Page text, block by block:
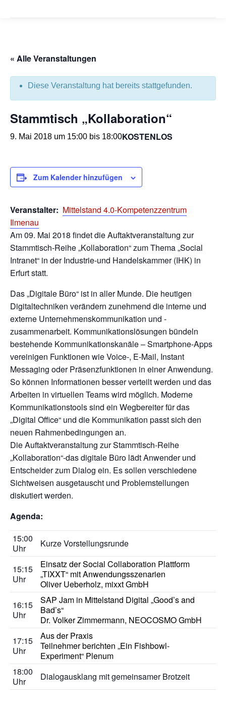
« Alle Veranstaltungen
Diese Veranstaltung hat bereits stattgefunden.
Stammtisch „Kollaboration“
9. Mai 2018 um 15:00 bis 18:00KOSTENLOS
Veranstalter: Mittelstand 4.0-Kompetenzzentrum
Ilmenau
Am 09. Mai 2018 findet die Auftaktveranstaltung zur
Stammtisch-Reihe „Kollaboration“ zum Thema „Social
Intranet“ in der Industrie-und Handelskammer (IHK) in
Erfurt statt.
Das „Digitale Büro“ ist in aller Munde. Die heutigen
Digitaltechniken verändern zunehmend die interne und
externe Unternehmenskommunikation und -
zusammenarbeit. Kommunikationslösungen bündeln
bestehende Kommunikationskanäle – Smartphone-Apps
vereinigen Funktionen wie Voice-, E-Mail, Instant
Messaging oder Präsenzfunktionen in einer Anwendung.
So können Informationen besser verteilt werden und das
Arbeiten in virtuellen Teams wird möglich. Moderne
Kommunikationstools sind ein Wegbereiter für das
„Digital Office“ und die Kommunikation passt sich den
neuen Rahmenbedingungen an.
Die Auftaktveranstaltung zur Stammtisch-Reihe
„Kollaboration“-das digitale Büro lädt Anwender und
Entscheider zum Dialog ein. Es sollen verschiedene
Sichtweisen ausgetauscht und Problemstellungen
diskutiert werden.
Agenda:
15:00
Uhr
Kurze Vorstellungsrunde
15:15
Uhr
Einsatz der Social Collaboration Plattform
„TIXXT“ mit Anwendungsszenarien
Oliver Ueberholz, mixxt GmbH
16:15
Uhr
SAP Jam in Mittelstand Digital „Good’s and
Bad’s“
Dr. Volker Zimmermann, NEOCOSMO GmbH
17:15
Uhr
Aus der Praxis
Teilnehmer berichten „Ein Fishbowl-
Experiment“ Plenum
18:00
Uhr
Dialogausklang mit gemeinsamer Brotzeit
Zum Kalender hinzufügen